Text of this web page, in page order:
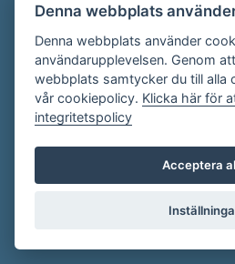
Destination Gotland på
Har du frågor om
evenemang@visitgotland.se.
Cookies
Villkor
Skapa konto
Denna webbplats
Denna webbplats använder
användarupplevelsen. Genom
webbplats samtycker du till alla
vår cookiepolicy. Klicka här för
integritetspolicy
Acceptera